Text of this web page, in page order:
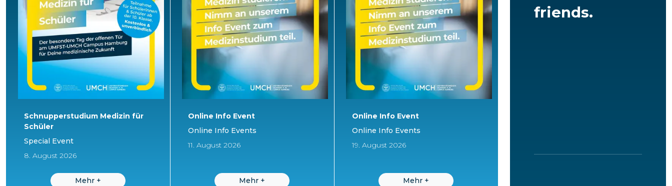
Schnupperstudium Medizin für
Schüler
Special Event
8. August 2026
Mehr+
Online Info Event
Online Info Events
11. August 2026
Mehr+
Online Info Event
Online Info Events
19. August 2026
Mehr +
friends.